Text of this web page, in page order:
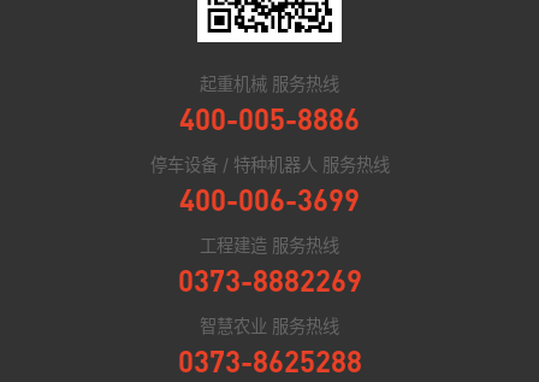
起重机械 服务热线
400-005-8886
停车设备 / 特种机器人 服务热线
400-006-3699
工程建造 服务热线
0373-8882269
智慧农业 服务热线
0373-8625288